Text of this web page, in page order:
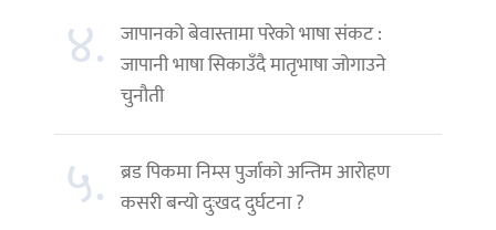
४. जापानको बेवास्तामा परेको भाषा संकट :
जापानी भाषा सिकाउँदै मातृभाषा जोगाउने
चुनौती
५. ब्रड पिकमा निम्स पुर्जाको अन्तिम आरोहण
कसरी बन्यो दुःखद दुर्घटना ?